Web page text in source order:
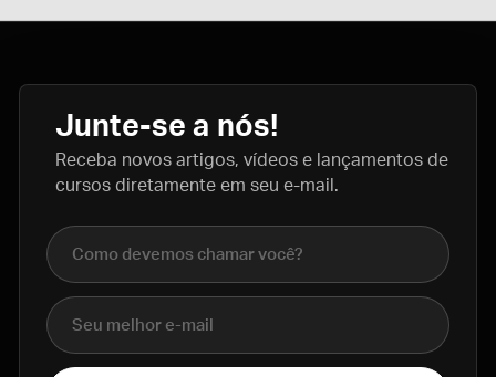
Junte-se a nós!
Receba novos artigos, vídeos e lançamentos de
cursos diretamente em seu e-mail.
Nome completo
E-mail